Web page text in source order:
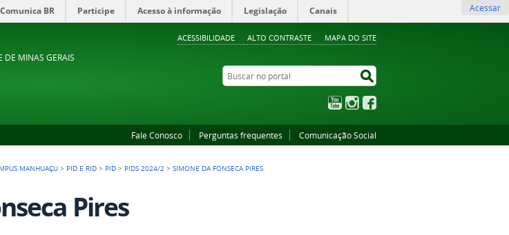
ACESSIBILIDADE ALTO CONTRASTE MAPA DO SITE
Comunica BR Participe Acesso à informação Legislação Canais Acessar
DE MINAS GERAIS
Buscar no portal
YouTubeInstagram
Fale Conosco Perguntas frequentes Comunicação Social
MANHUAÇU > PID E RID > PID > PIDS 2024/2 >SIMONE DA FONSECA PIRES
Pires